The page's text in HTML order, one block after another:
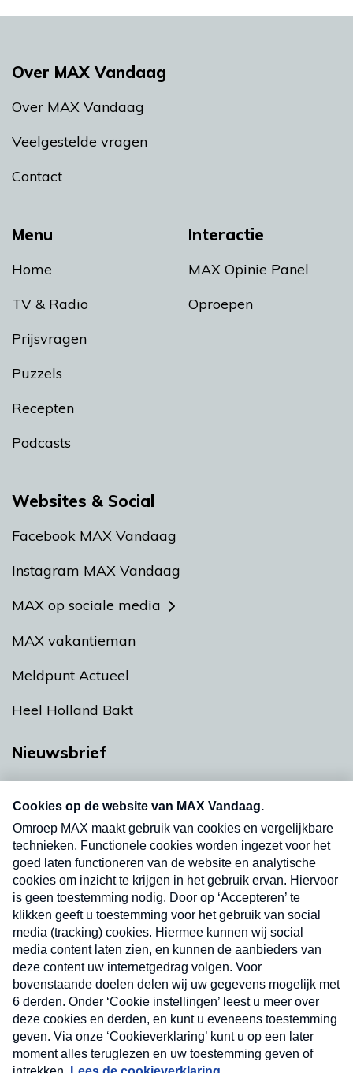
Menu
Home
TV & Radio
Prijsvragen
Puzzels
Recepten
Podcasts
Interactie
MAX Opinie Panel
Oproepen
Over MAX Vandaag
Over MAX Vandaag
Veelgestelde vragen
Contact
Websites & Social
Facebook MAX Vandaag
Instagram MAX Vandaag
MAX op sociale media
MAX vakantieman
Meldpunt Actueel
Heel Holland Bakt
Nieuwsbrief
nieuwsbrief. Elke vrijdag- en dinsdagochtend in
uw mailbox.
Verzend
Nieuwsbrief
Neem hier een gratis abonnement op onze
nieuwsbrief. Elke vrijdag- en dinsdagochtend in uw